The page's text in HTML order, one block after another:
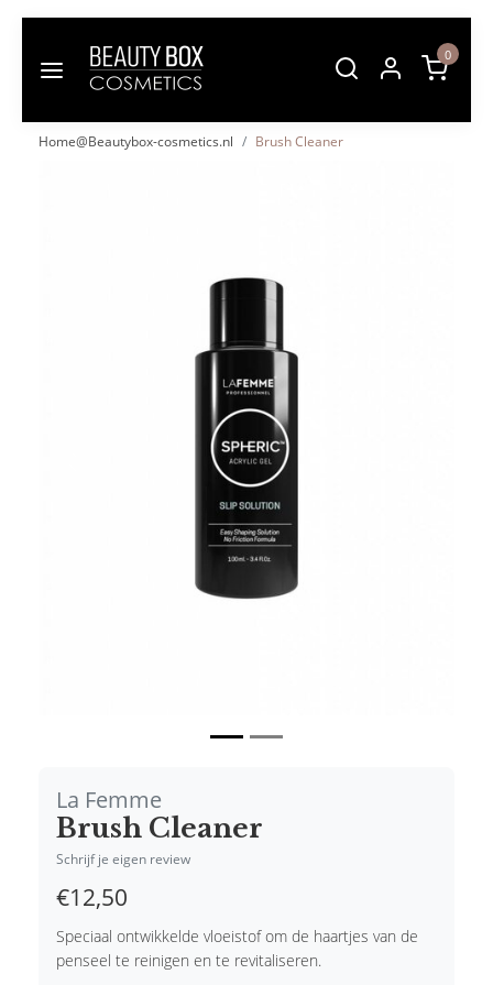
0
Home@Beautybox-cosmetics.nl Brush Cleaner
La Femme
Brush Cleaner
Schrijf je eigen review
€12,50
Speciaal ontwikkelde vloeistof om de haartjes van de
penseel te reinigen en te revitaliseren.